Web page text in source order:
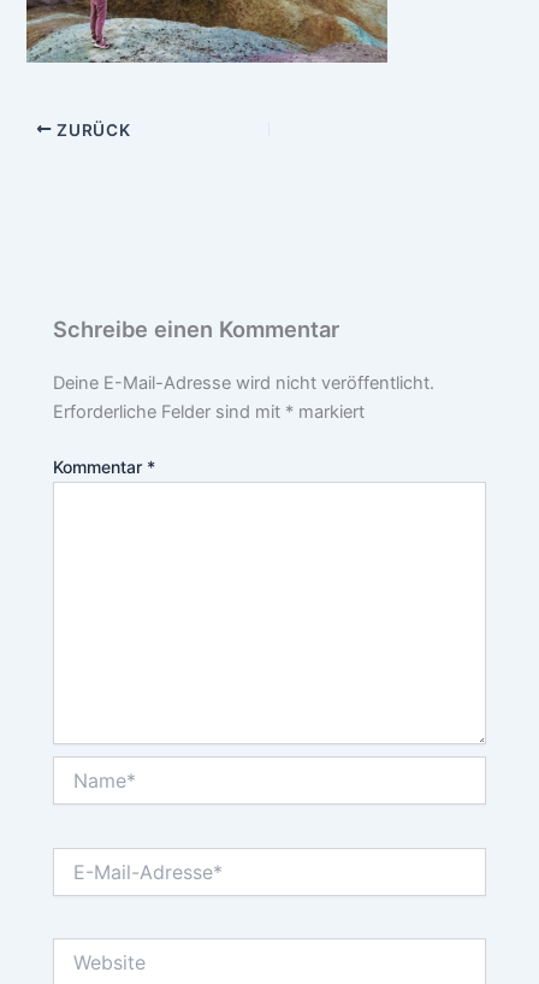
ZURÜCK
Schreibe einen Kommentar
Deine E-Mail-Adresse wird nicht veröffentlicht.
Erforderliche Felder sind mit * markiert
Kommentar *
Mail-